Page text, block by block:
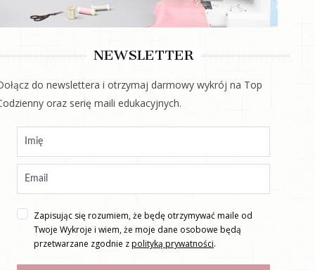
NEWSLETTER
do newslettera i otrzymaj darmowy wykrój na Top
oraz serię maili edukacyjnych.
Zapisując się rozumiem, że będę otrzymywać maile od
Twoje Wykroje i wiem, że moje dane osobowe będą
przetwarzane zgodnie zpolityką prywatności.